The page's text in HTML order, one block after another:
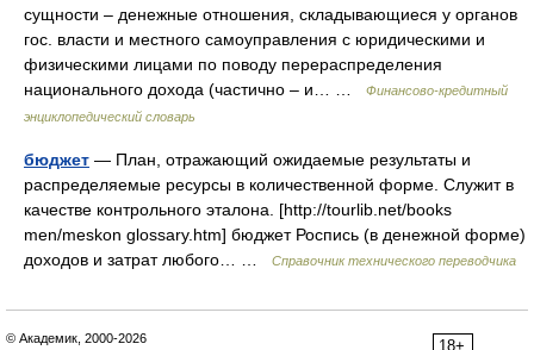
сущности – денежные отношения, складывающиеся у органов
гос. власти и местного самоуправления с юридическими и
физическими лицами по поводу перераспределения
национального дохода (частично – и… …
Финансово-кредитный
энциклопедический словарь
бюджет — План, отражающий ожидаемые результаты и
распределяемые ресурсы в количественной форме. Служит в
качестве контрольного эталона. [http://tourlib.net/books
men/meskon glossary.htm] бюджет Роспись (в денежной форме)
доходов и затрат любого… …
Справочник технического переводчика
18+
© Академик, 2000-2026